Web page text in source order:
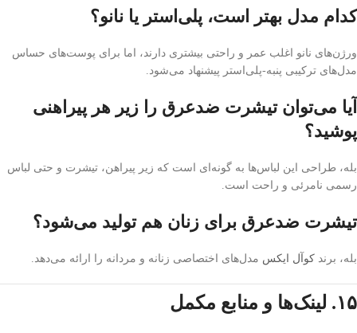
کدام مدل بهتر است، پلی‌استر یا نانو؟
ورژن‌های نانو اغلب عمر و راحتی بیشتری دارند، اما برای پوست‌های حساس
مدل‌های ترکیبی پنبه-پلی‌استر پیشنهاد می‌شود.
آیا می‌توان تیشرت ضدعرق را زیر هر پیراهنی
پوشید؟
بله، طراحی این لباس‌ها به گونه‌ای است که زیر پیراهن، تیشرت و حتی لباس
رسمی نامرئی و راحت است.
تیشرت ضدعرق برای زنان هم تولید می‌شود؟
بله، برند کوآل ایکس مدل‌های اختصاصی زنانه و مردانه را ارائه می‌دهد.
۱۵. لینک‌ها و منابع مکمل